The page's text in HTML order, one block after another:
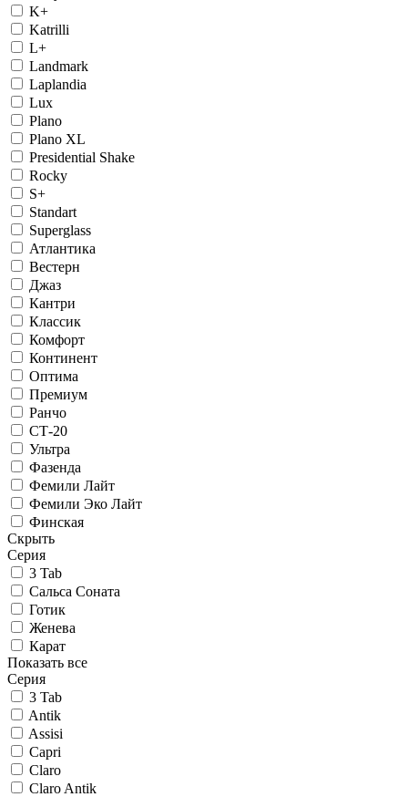
K+
Katrilli
L+
Landmark
Laplandia
Lux
Plano
Plano XL
Presidential Shake
Rocky
S+
Standart
Superglass
Атлантика
Вестерн
Джаз
Кантри
Классик
Комфорт
Континент
Оптима
Премиум
Ранчо
СТ-20
Ультра
Фазенда
Фемили Лайт
Фемили Эко Лайт
Финская
Скрыть
Серия
3 Tab
Сальса Соната
Готик
Женева
Карат
Показать все
Серия
3 Tab
Antik
Assisi
Capri
Claro
Claro Antik